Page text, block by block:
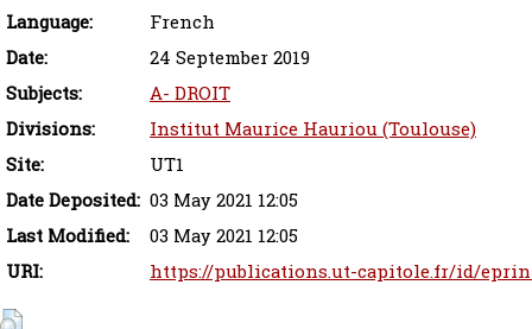
Language:
French
Date:
24 September 2019
Subjects:
A- DROIT
Divisions:
Institut Maurice Hauriou (Toulouse)
Site:
UT1
Date Deposited: 03 May 2021 12:05
Last Modified:
03 May 2021 12:05
URI:
https://publications.ut-capitole.fr/id/